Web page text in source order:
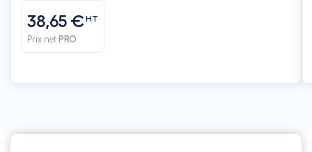
38,65 €HT
Prix net PRO